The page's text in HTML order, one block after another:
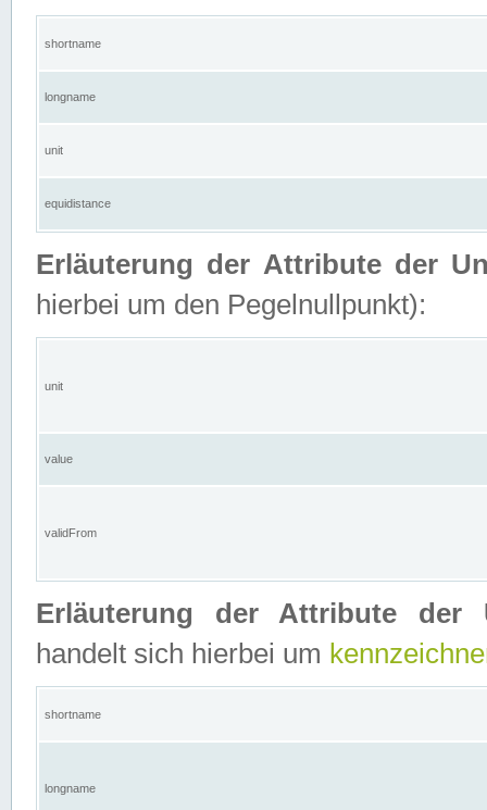
shortname
longname
unit
equidistance
Erläuterung der Attribute der
hierbei um den Pegelnullpunkt):
unit
value
validFrom
Erläuterung der Attribute der
handelt sich hierbei um
shortname
longname